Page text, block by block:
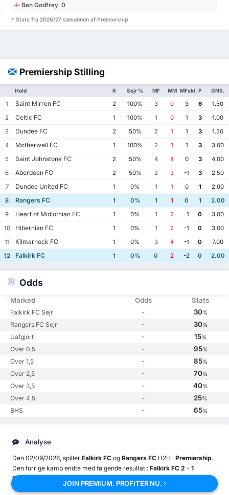
Ben Godfrey 0
* Stats fra 2026/27 sæsonnen af Premiership
Premiership Stilling
Hold K Sejr % MF MM MFskl. P GNS.
1 Saint Mirren FC 2 100% 3 0 3 6
1.50
2
Celtic FC 1 100% 1 0 1 3
1.00
3
Dundee FC 2 50% 2 1 1 3
1.50
4
Motherwell FC 1 100% 2 1 1 3
3.00
5
Saint Johnstone FC 2 50% 4 4 0 3
4.00
6
Aberdeen FC 2 50% 2 3 -1 3
2.50
7
Dundee United FC 1 0% 1 1 0 1
2.00
8
Rangers FC 1 0% 1 1 0 1
2.00
9
Heart of Midlothian FC 1 0% 1 2 -1 0
3.00
10
Hibernian FC 1 0% 1 2 -1 0
3.00
11
Kilmarnock FC 1 0% 3 4 -1 0
7.00
12
Falkirk FC 1 0% 0 2 -2 0 2.00
Odds
Marked Odds Stats
Falkirk FC Sejr - 30%
Rangers FC Sejr - 30%
Uafgjort - 15%
Over 0,5 - 95%
Over 1,5 - 85%
Over 2,5 - 70%
Over 3,5 - 40%
Over 4,5 - 25%
BHS - 65%
Analyse
Den 02/09/2026, spiller Falkirk FC og Rangers FC H2H i Premiership.
Den forrige kamp endte med følgende resultat : Falkirk FC 2 - 1
Rangers FC.
JOIN PREMIUM. PROFITER NU.